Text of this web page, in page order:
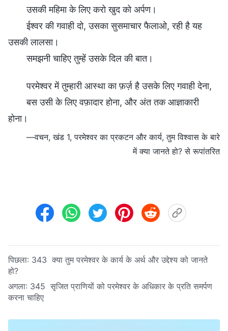
उसकी महिमा के लिए करो खुद को अर्पण।
ईश्वर की गवाही दो, उसका सुसमाचार फैलाओ, रही है यह
उसकी लालसा।
समझनी चाहिए तुम्हें उसके दिल की बात।
परमेश्वर में तुम्हारी आस्था का फ़र्ज़ है उसके लिए गवाही देना,
बस उसी के लिए वफ़ादार होना, और अंत तक आज्ञाकारी
होना।
—वचन, खंड 1, परमेश्वर का प्रकटन और कार्य, तुम विश्वास के बारे
में क्या जानते हो? से रूपांतरित
पिछला: 343 क्या तुम परमेश्वर के कार्य के अर्थ और उद्देश्य को जानते
हो?
अगला: 345 सृजित प्राणियों को परमेश्वर के अधिकार के प्रति समर्पण
करना चाहिए